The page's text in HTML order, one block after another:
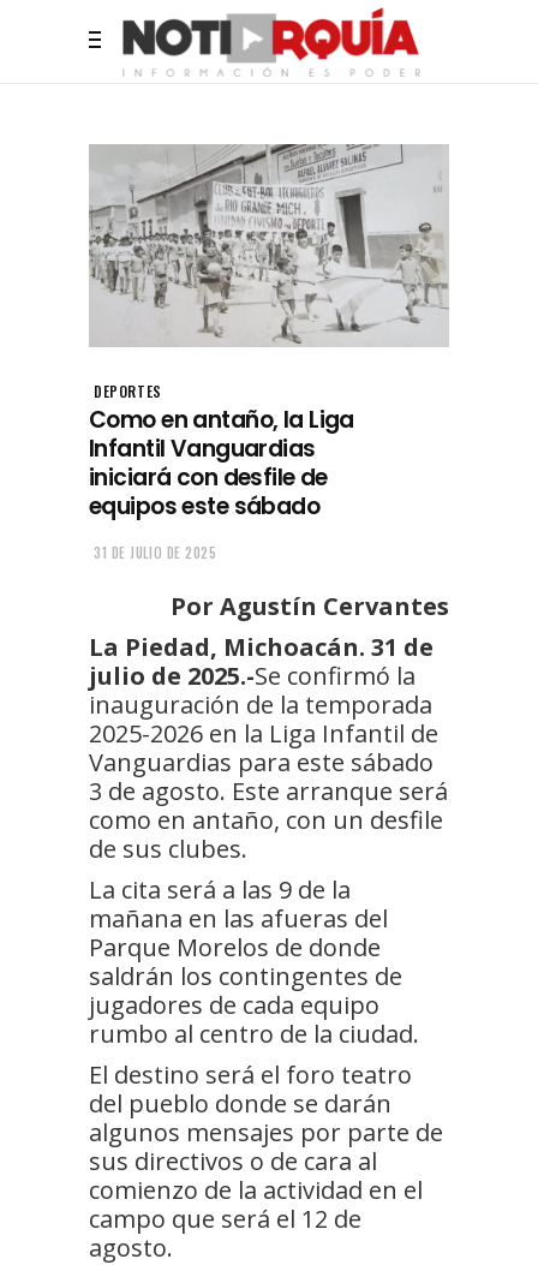
DEPORTES
Como en antaño, la Liga
Infantil Vanguardias
iniciará con desfile de
equipos este sábado
31 DE JULIO DE 2025
Por Agustín Cervantes
La Piedad, Michoacán. 31 de
julio de 2025.-Se confirmó la
inauguración de la temporada
2025-2026 en la Liga Infantil de
Vanguardias para este sábado
3 de agosto. Este arranque será
como en antaño, con un desfile
de sus clubes.
La cita será a las 9 de la
mañana en las afueras del
Parque Morelos de donde
saldrán los contingentes de
jugadores de cada equipo
rumbo al centro de la ciudad.
El destino será el foro teatro
del pueblo donde se darán
algunos mensajes por parte de
sus directivos o de cara al
comienzo de la actividad en el
campo que será el 12 de
agosto.